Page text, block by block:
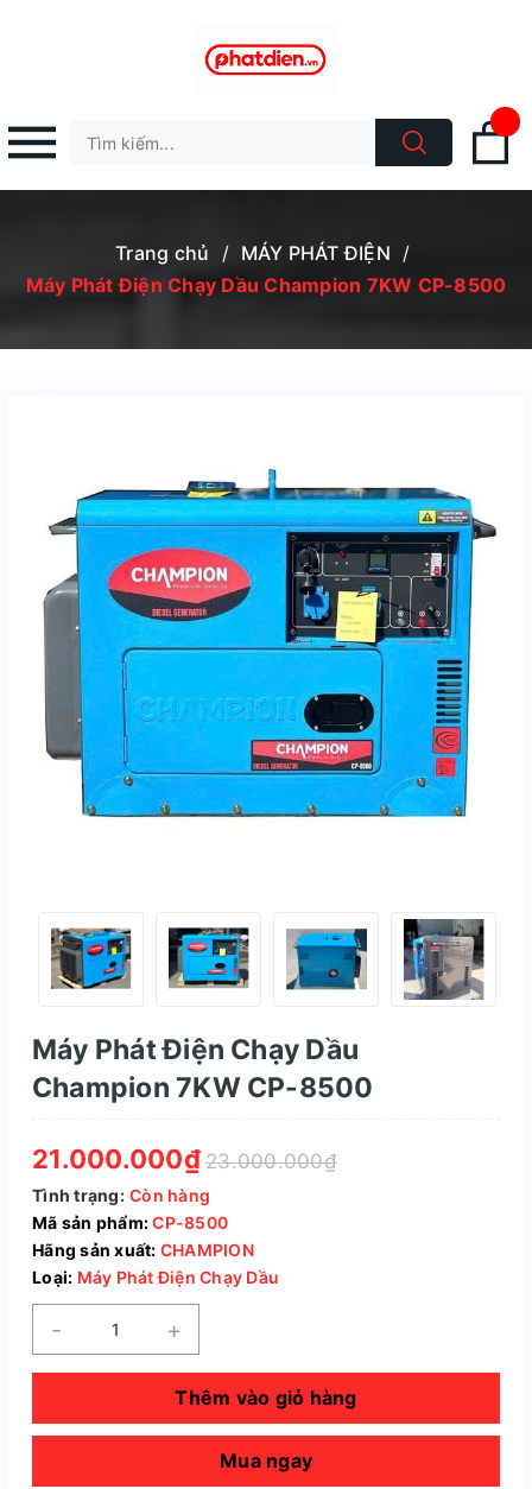
Trang chủ / MÁY PHÁT ĐIỆN /
Máy Phát Điện Chạy Dầu Champion 7KW CP-8500
Máy Phát Điện Chạy Dầu
Champion 7KW CP-8500
21.000.000₫ 23.000.000₫
Tình trạng: Còn hàng
Mã sản phẩm:CP-8500
Hãng sản xuất: CHAMPION
Loại: Máy Phát Điện Chạy Dầu
- +
Thêm vào giỏ hàng
Mua ngay